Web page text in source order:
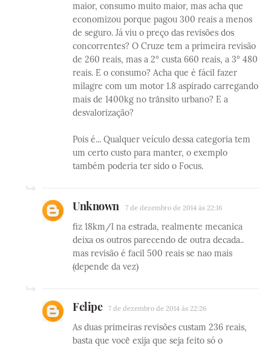
maior, consumo muito maior, mas acha que
economizou porque pagou 300 reais a menos
de seguro. Já viu o preço das revisões dos
concorrentes? O Cruze tem a primeira revisão
de 260 reais, mas a 2° custa 660 reais, a 3° 480
reais. E o consumo? Acha que é fácil fazer
milagre com um motor 1.8 aspirado carregando
mais de 1400kg no trânsito urbano? E a
desvalorização?
Pois é... Qualquer veículo dessa categoria tem
um certo custo para manter, o exemplo
também poderia ter sido o Focus.
Unknown 7 de dezembro de 2014 às 22:16
fiz 18km/l na estrada, realmente mecanica
deixa os outros parecendo de outra decada..
mas revisão é facil 500 reais se nao mais
(depende da vez)
Felipe 7 de dezembro de 2014 às 22:26
As duas primeiras revisões custam 236 reais,
basta que você exija que seja feito só o